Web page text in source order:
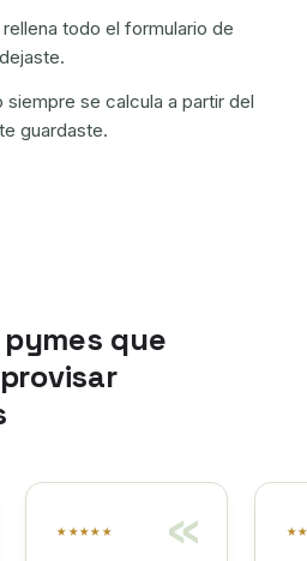
todo el formulario de
siempre se calcula a partir del
guardaste.
que
«
★★★★★